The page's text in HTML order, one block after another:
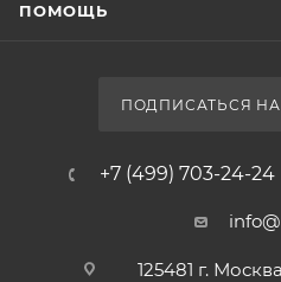
ПОМОЩЬ
ПОДПИСАТЬСЯ
+7 (499) 703-24-24
125481 г.